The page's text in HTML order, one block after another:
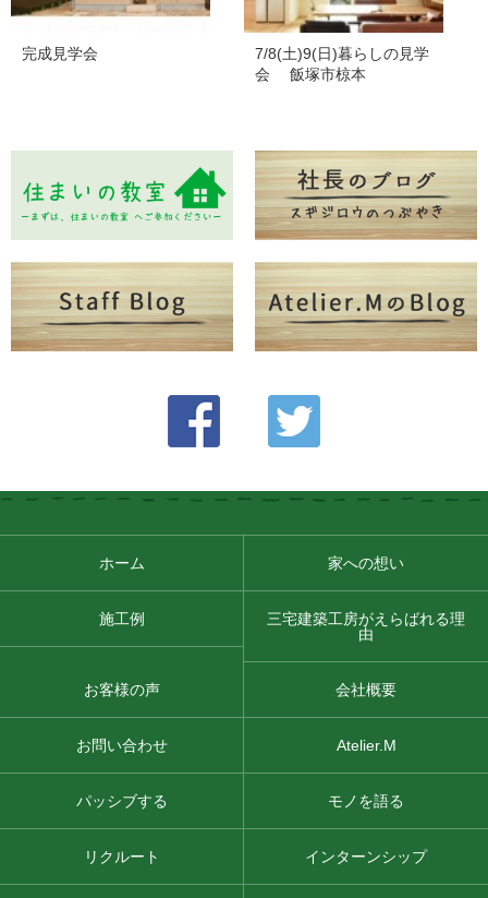
完成見学会
7/8(土)9(日)暮らしの見学
会 飯塚市椋本
ホーム 家への想い
施工例
三宅建築工房がえらばれる理
由
お客様の声 会社概要
お問い合わせ Atelier.M
パッシブする モノを語る
リクルート インターンシップ